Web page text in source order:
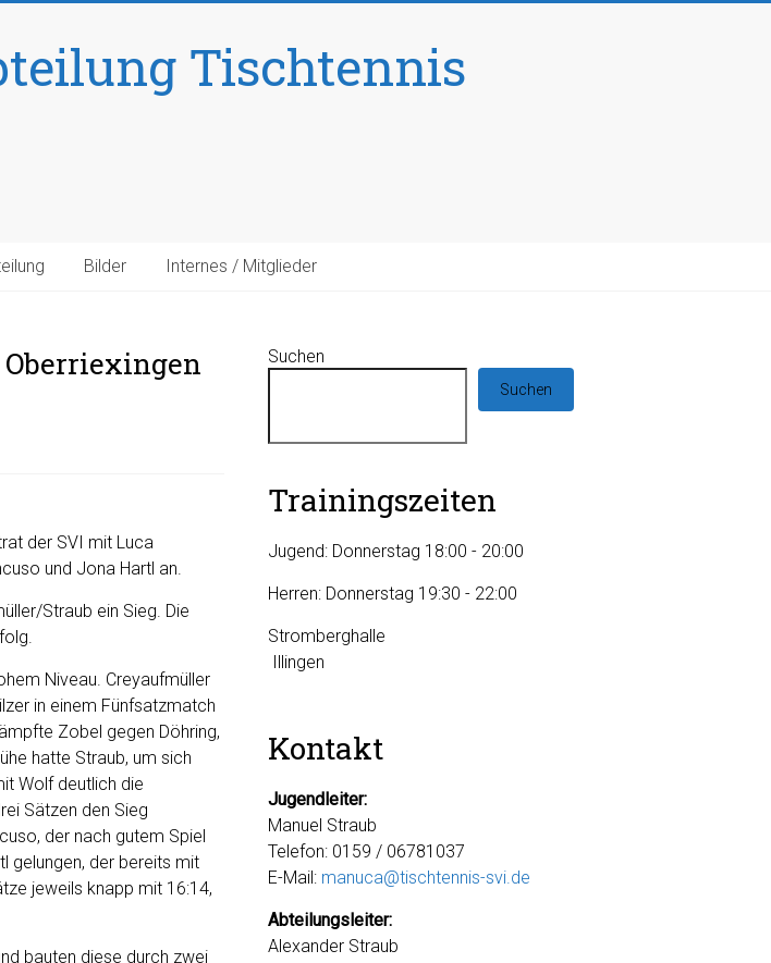
Tischtennis
Bilder Internes / Mitglieder
Oberriexingen
der SVI mit Luca
und Jona Hartl an.
Straub ein Sieg. Die
Niveau. Creyaufmüller
in einem Fünfsatzmatch
Zobel gegen Döhring,
hatte Straub, um sich
Wolf deutlich die
Sätzen den Sieg
der nach gutem Spiel
gelungen, der bereits mit
jeweils knapp mit 16:14,
bauten diese durch zwei
Suchen
Suchen
Trainingszeiten
Jugend: Donnerstag 18:00 - 20:00
Herren: Donnerstag 19:30 - 22:00
Stromberghalle
Illingen
Kontakt
Jugendleiter:
Manuel Straub
Telefon: 0159 / 06781037
E-Mail: manuca@tischtennis-svi.de
Abteilungsleiter:
Alexander Straub